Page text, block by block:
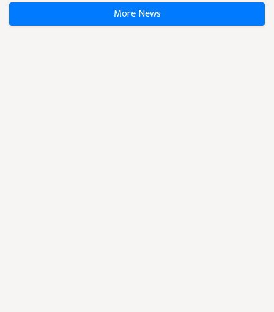
More News